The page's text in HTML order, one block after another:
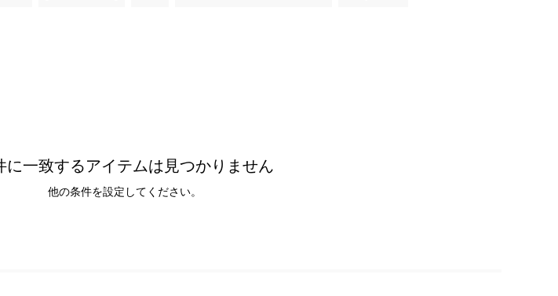
に一致するアイテムは見つかりません
他の条件を設定してください。